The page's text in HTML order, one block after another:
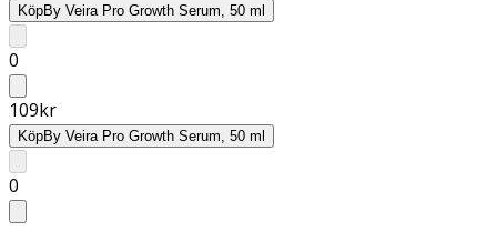
KöpBy Veira Pro Growth Serum, 50 ml
0
109kr
KöpBy Veira Pro Growth Serum, 50 ml
0